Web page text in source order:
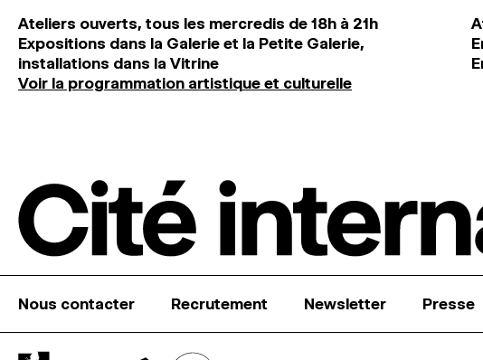
Ateliers ouverts, tous les mercredis de 18h à 21h
Expositions dans la Galerie et la Petite Galerie,
installations dans la Vitrine
Voir la programmation artistique et culturelle
Nous contacter Recrutement Newsletter Presse